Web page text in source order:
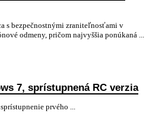
s bezpečnostnými zraniteľnosťami v
odmeny, pričom najvyššia ponúkaná ...
7, sprístupnená RC verzia
sprístupnenie prvého ...